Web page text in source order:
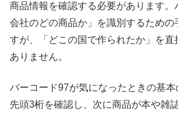
商品情報を確認する必要があります。
会社のどの商品か」を識別するための
すが、「どこの国で作られたか」を直
ありません。
バーコード97が気になったときの基
先頭3桁を確認し、次に商品が本や雑